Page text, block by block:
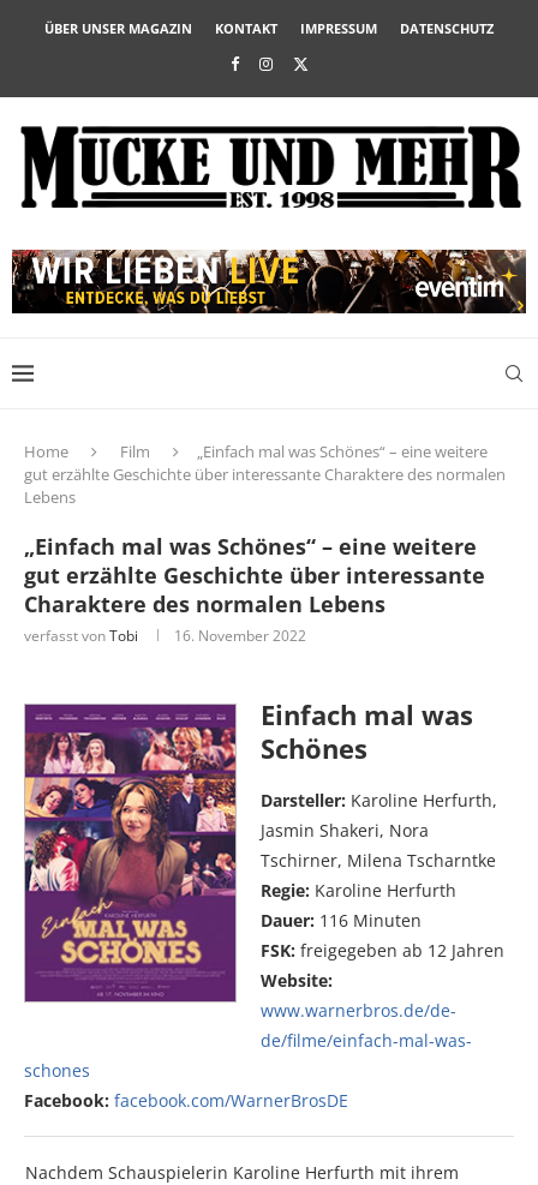
ÜBER UNSER MAGAZIN KONTAKT IMPRESSUM DATENSCHUTZ
Home Film
„Einfach mal was Schönes“ – eine weitere
gut erzählte Geschichte über interessante Charaktere des normalen
Lebens
„Einfach mal was Schönes“ – eine weitere
gut erzählte Geschichte über interessante
Charaktere des normalen Lebens
verfasst vonTobi 16. November 2022
Einfach mal was
Schönes
Darsteller: Karoline Herfurth,
Jasmin Shakeri, Nora
Tschirner, Milena Tscharntke
Regie: Karoline Herfurth
Dauer: 116 Minuten
FSK: freigegeben ab 12 Jahren
Website:
www.warnerbros.de/de-
de/filme/einfach-mal-was-
schones
Facebook: facebook.com/WarnerBrosDE
Nachdem Schauspielerin Karoline Herfurth mit ihrem